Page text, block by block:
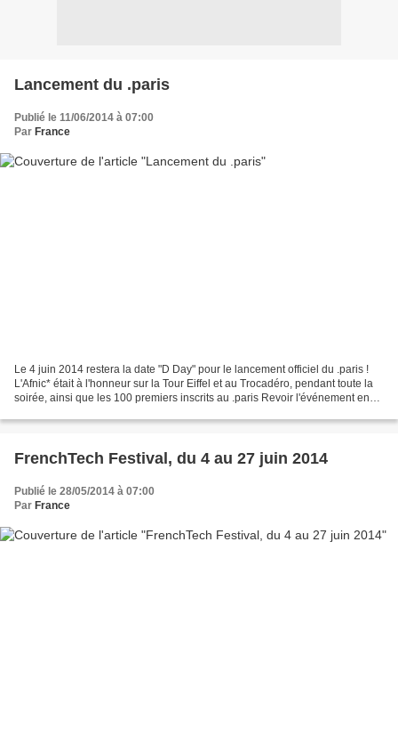
Lancement du .paris
Publié le 11/06/2014 à 07:00
Par France
Le 4 juin 2014 restera la date "D Day" pour le lancement officiel du .paris !
L'Afnic* était à l'honneur sur la Tour Eiffel et au Trocadéro, pendant toute la
soirée, ainsi que les 100 premiers inscrits au .paris Revoir l'événement en
FrenchTech Festival, du 4 au 27 juin 2014
Publié le 28/05/2014 à 07:00
Par France